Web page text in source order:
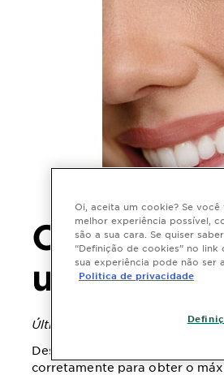
Creme
usar e
Última atualização maio 05,
Descubra qual o melhor
corretamente para obter o
Oi, aceita um cookie? Se
melhor experiência possível,
são a sua cara. Se quiser
“Definição de cookies” no
sua experiência pode não ser
Politica de privacidade